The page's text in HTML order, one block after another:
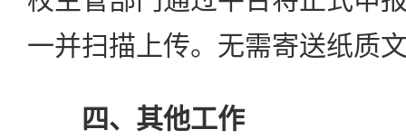
一并扫描上传。无需寄送纸质
四、其他工作